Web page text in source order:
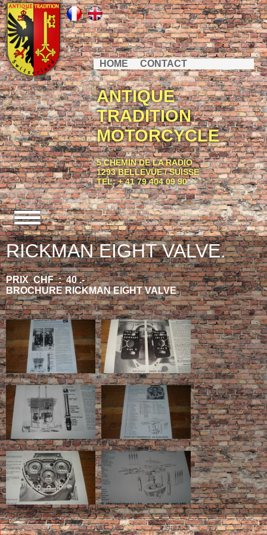
HOME CONTACT
ANTIQUE
TRADITION
MOTORCYCLE
5 CHEMIN DE LA RADIO
1293 BELLEVUE / SUISSE
TEL: + 41 79 404 09 90
RICKMAN EIGHT VALVE.
PRIX CHF : 40 .-
BROCHURE RICKMAN EIGHT VALVE